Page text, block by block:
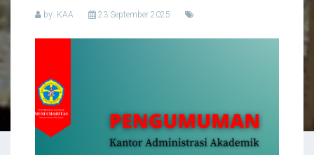
by: KAA 23 September 2025